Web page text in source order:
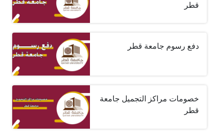
قطر
دفع رسوم جامعة قطر
خصومات مراكز التجميل جامعة
قطر